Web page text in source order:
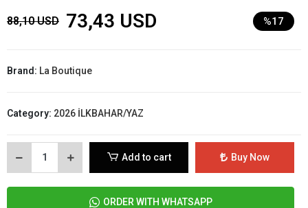
88,10 USD 73,43 USD %17
Brand: La Boutique
Category: 2026 İLKBAHAR/YAZ
Add to cart Buy Now
ORDER WITH WHATSAPP